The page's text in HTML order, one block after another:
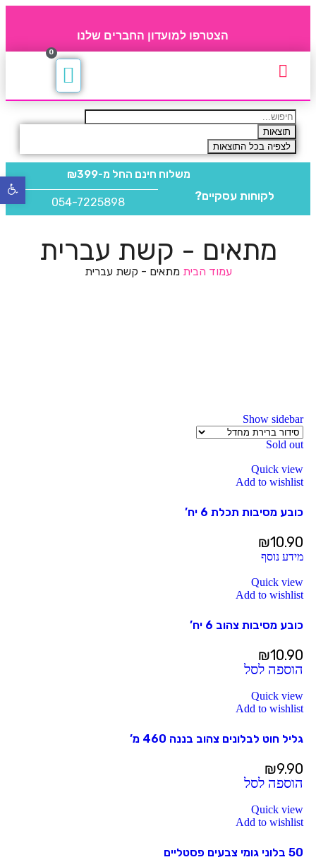
הצטרפו למועדון החברים שלנו
0
תוצאות
לצפיה בכל התוצאות
משלוח חינם החל מ-₪399
לקוחות עסקיים? 054-7225898
מתאים - קשת עברית
עמוד הביתמתאים - קשת עברית
Show sidebar
Sold out
Quick view
Add to wishlist
כובע מסיבות תכלת 6 יח’
₪10.90
מידע נוסף
Quick view
Add to wishlist
כובע מסיבות צהוב 6 יח’
₪10.90
הוספה לסל
Quick view
Add to wishlist
גליל חוט לבלונים צהוב בננה 460 מ’
₪9.90
הוספה לסל
Quick view
Add to wishlist
50 בלוני גומי צבעים פסטליים
פתח